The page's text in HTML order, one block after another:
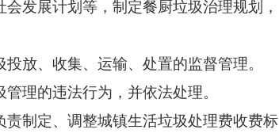
发展计划等，制定餐厨垃圾治理规划，
放、收集、运输、处置的监督管理。
理的违法行为，并依法处理。
制定、调整城镇生活垃圾处理费收费标